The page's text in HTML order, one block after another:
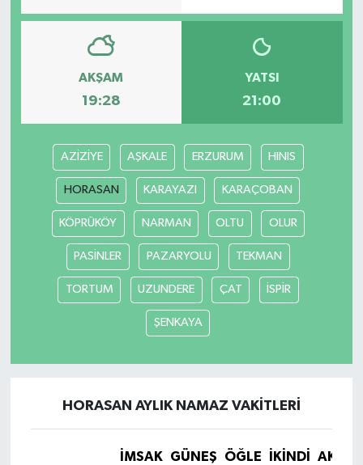
AKŞAM
19:28
YATSI
21:00
AZİZİYE AŞKALE ERZURUM HINIS
HORASAN KARAYAZI KARAÇOBAN
KÖPRÜKÖY NARMAN OLTU OLUR
PASİNLER PAZARYOLU TEKMAN
TORTUM UZUNDERE ÇAT İSPİR
ŞENKAYA
HORASAN AYLIK NAMAZ VAKITLERI
İMSAK GÜNEŞ ÖĞLE İKINDI